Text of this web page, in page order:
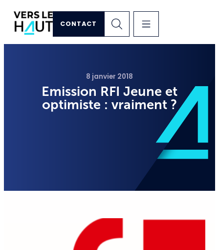
CONTACT
8 janvier 2018
Emission RFI Jeune et
optimiste : vraiment ?